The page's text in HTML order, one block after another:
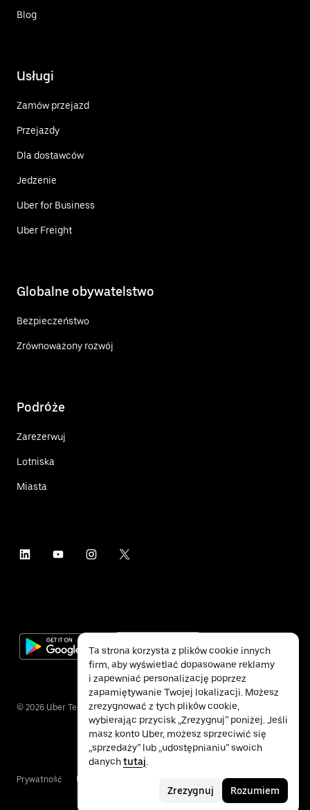
Blog
Usługi
Zamów przejazd
Przejazdy
Dla dostawców
Jedzenie
Uber for Business
Uber Freight
Globalne obywatelstwo
Bezpieczeństwo
Zrównoważony rozwój
Podróże
Zarezerwuj
Lotniska
Miasta
© 2026 Uber Technologies Inc.
Prywatność Ułatwienia dostępu
Ta strona korzysta z plików cookie innych
firm, aby wyświetlać dopasowane reklamy
i zapewniać personalizację poprzez
zapamiętywanie Twojej lokalizacji. Możesz
zrezygnować z tych plików cookie,
wybierając przycisk „Zrezygnuj” poniżej. Jeśli
masz konto Uber, możesz sprzeciwić się
„sprzedaży” lub „udostępnianiu” swoich
danychtutaj.
Zrezygnuj Rozumiem